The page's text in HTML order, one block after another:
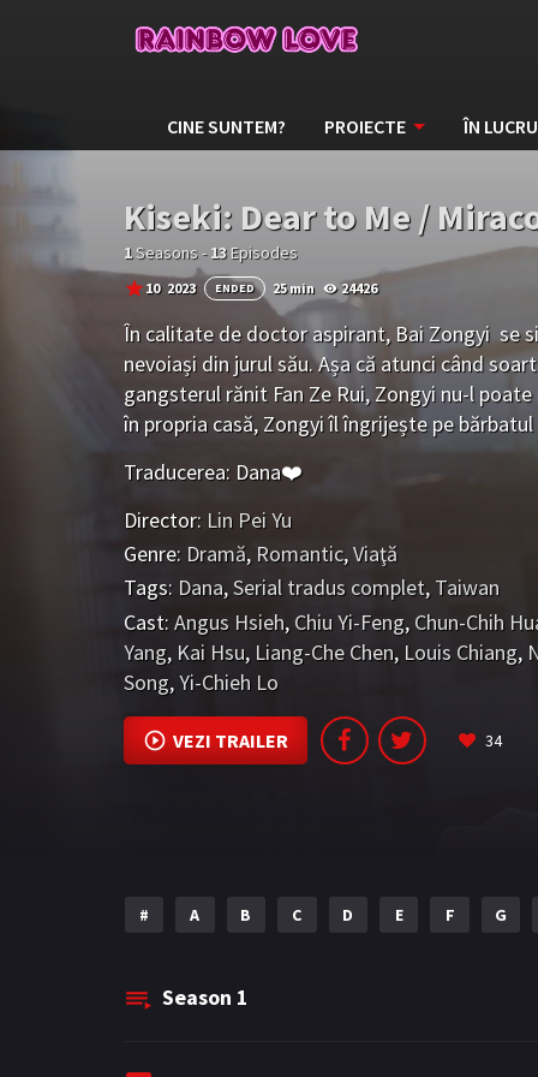
CINE SUNTEM? PROIECTE ÎN LUCRU
Kiseki: Dear to Me /
1Seasons -13 Episodes
10 2023 ENDED 25 min 24426
În calitate de doctor aspirant, Bai Zongyi se
nevoiași din jurul său. Așa că atunci când
gangsterul rănit Fan Ze Rui, Zongyi nu-l
în propria casă, Zongyi îl îngrijește pe
revine. Pe măsură ce rănile lui Fan Ze Rui se
stăteau între cei doi bărbați încep să se
idealurile și prejudecățile, Zongyi și Jheruei
aprecieze reciproc. Pe măsură ce relația lor
se naște în mod natural, dar ceea ce ar fi
până la adânci bătrâneți" se termină doar cu
Zongyi este încarcerat pentru greșelile lui Fan
cei doi bărbați se reîntâlnesc din nou, dar
atât de dulci între ei s-au stins. Vor găsi Zongyi
vindeca ruptura dintre ei sau vor decide că
meargă pe drumuri separate?
Traducerea: Dana❤️
Director: Lin Pei Yu
Genre: Dramă, Romantic,Viaţă
Tags: Dana,Serial tradus complet, Taiwan
Cast: Angus Hsieh, Chiu Yi-Feng, Chun-Chih
Yang, Kai Hsu, Liang-Che Chen, Louis Chiang,
Song,Yi-Chieh Lo
VEZI TRAILER 34
# A B C D E F G
Season 1